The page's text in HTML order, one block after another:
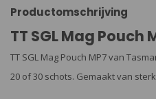
Productomschrijving
TT SGL Mag Pouch
TT SGL Mag Pouch MP7 van
20 of 30 schots. Gemaakt van